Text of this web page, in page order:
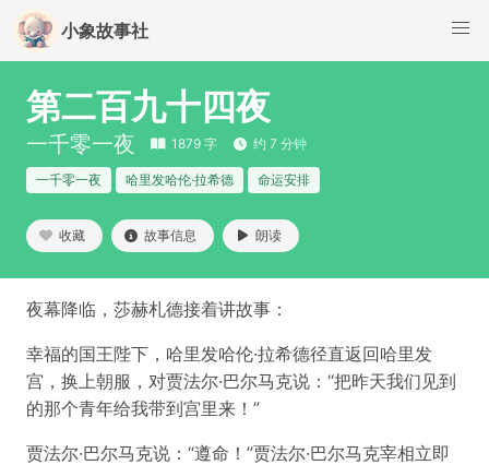
小象故事社
第二百九十四夜
一千零一夜 1879 字 约 7 分钟
一千零一夜 哈里发哈伦·拉希德 命运安排
收藏 故事信息 朗读
夜幕降临，莎赫札德接着讲故事：
幸福的国王陛下，哈里发哈伦·拉希德径直返回哈里发
宫，换上朝服，对贾法尔·巴尔马克说：“把昨天我们见到
的那个青年给我带到宫里来！”
贾法尔·巴尔马克说：“遵命！”贾法尔·巴尔马克宰相立即